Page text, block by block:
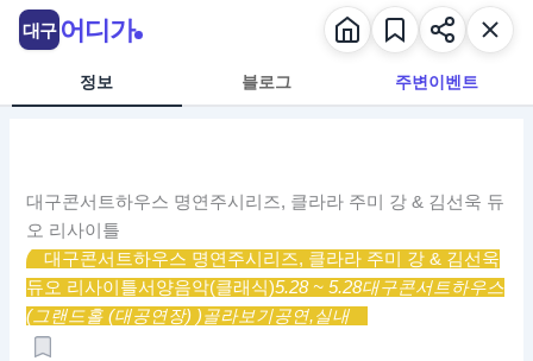
정보 블로그 주변이벤트
대구콘서트하우스 명연주시리즈, 클라라 주미 강 & 김선욱 듀
오 리사이틀
대구콘서트하우스 명연주시리즈, 클라라 주미 강 & 김선욱
듀오 리사이틀서양음악(클래식)5.28 ~ 5.28대구콘서트하우스
(그랜드홀 (대공연장) )골라보기공연,실내
대구 어디가